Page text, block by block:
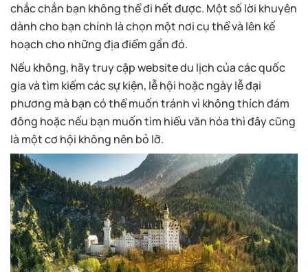
chắc chắn bạn không thể đi hết được. Một số lời khuyên
dành cho bạn chính là chọn một nơi cụ thể và lên kế
hoạch cho những địa điểm gần đó.
Nếu không, hãy truy cập website du lịch của các quốc
gia và tìm kiếm các sự kiện, lễ hội hoặc ngày lễ đại
phương mà bạn có thể muốn tránh vì không thích đám
đông hoặc nếu bạn muốn tìm hiểu văn hóa thì đây cũng
là một cơ hội không nên bỏ lỡ.